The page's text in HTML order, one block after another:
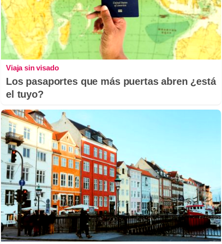
Viaja sin visado
Los pasaportes que más puertas abren ¿está
el tuyo?